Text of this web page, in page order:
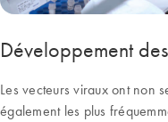
Développement
Les vecteurs viraux ont non
également les plus